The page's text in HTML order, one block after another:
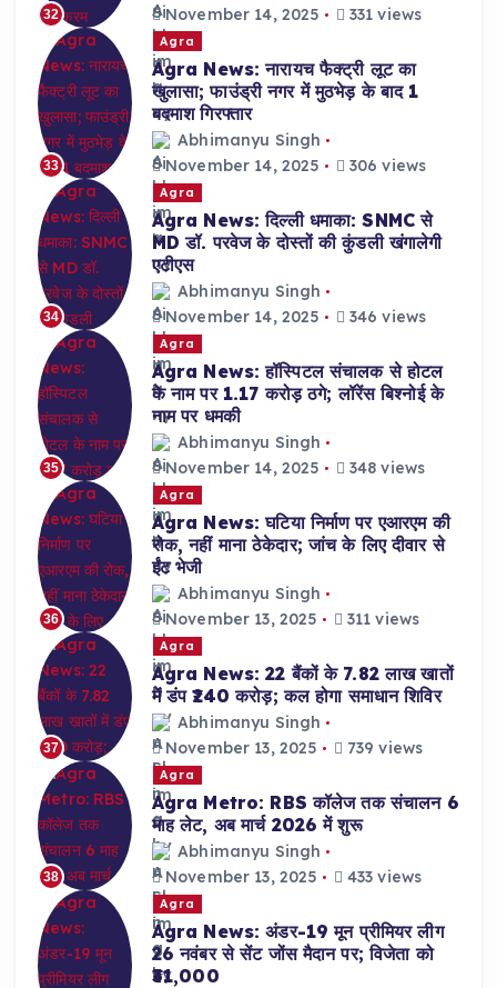
32
November 14, 2025
331 views
33
Agra
Agra News: नारायच फैक्ट्री लूट का
खुलासा; फाउंड्री नगर में मुठभेड़ के बाद 1
बदमाश गिरफ्तार
Abhimanyu Singh
November 14, 2025
306 views
34
Agra
Agra News: दिल्ली धमाका: SNMC से
MD डॉ. परवेज के दोस्तों की कुंडली खंगालेगी
एटीएस
Abhimanyu Singh
November 14, 2025
346 views
35
Agra
Agra News: हॉस्पिटल संचालक से होटल
के नाम पर 1.17 करोड़ ठगे; लॉरेंस बिश्नोई के
नाम पर धमकी
Abhimanyu Singh
November 14, 2025
348 views
36
Agra
Agra News: घटिया निर्माण पर एआरएम की
रोक, नहीं माना ठेकेदार; जांच के लिए दीवार से
ईंट भेजी
Abhimanyu Singh
November 13, 2025
311 views
37
Agra
Agra News: 22 बैंकों के 7.82 लाख खातों
में डंप ₹240 करोड़; कल होगा समाधान शिविर
Abhimanyu Singh
November 13, 2025
739 views
38
Agra
Agra Metro: RBS कॉलेज तक संचालन 6
माह लेट, अब मार्च 2026 में शुरू
Abhimanyu Singh
November 13, 2025
433 views
Agra
Agra News: अंडर-19 मून प्रीमियर लीग
26 नवंबर से सेंट जोंस मैदान पर; विजेता को
₹31,000